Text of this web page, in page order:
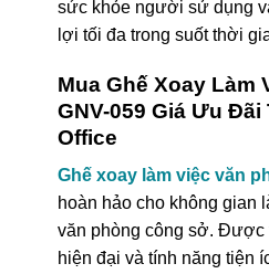
sức khỏe người sử dụng
lợi tối đa trong suốt thời
Mua Ghế Xoay Làm
GNV-059 Giá Ưu Đãi
Office
Ghế xoay làm việc văn
hoàn hảo cho không gian
văn phòng công sở. Được
hiện đại và tính năng tiện